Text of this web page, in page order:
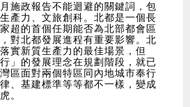
施政報告不能迴避的關鍵詞，包
產力、文旅創科。北都是一個長
超的首個任期能否為北部都會區
對北都發展進程有重要影響。北
實新質生產力的最佳場景，但
」的發展理念在規劃階段，就已
區面對兩個特區同內地城市奉行
、基建標準等等都不一樣，變成
。